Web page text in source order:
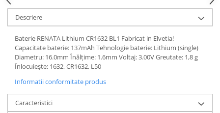
Accesorii
Turbine eoliene pentru casă
Tractiune / LiFePo4
Baterii si acumulatori gel si VRLA
6-12 V
Baterii si acumulatori AGM VRLA
Acumulatori Moto, ATV
Descriere
Baterie RENATA Lithium CR1632 BL1 Fabricat in Elvetia!
Capacitate baterie: 137mAh Tehnologie baterie: Lithium (single)
Diametru: 16.0mm Înălțime: 1.6mm Voltaj: 3.00V Greutate: 1,8 g
Înlocuiește: 1632, CR1632, L50
Informatii conformitate produs
Caracteristici